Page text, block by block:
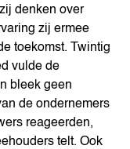
denken over
zij ermee
toekomst. Twintig
vulde de
bleek geen
de ondernemers
reageerden,
telt. Ook